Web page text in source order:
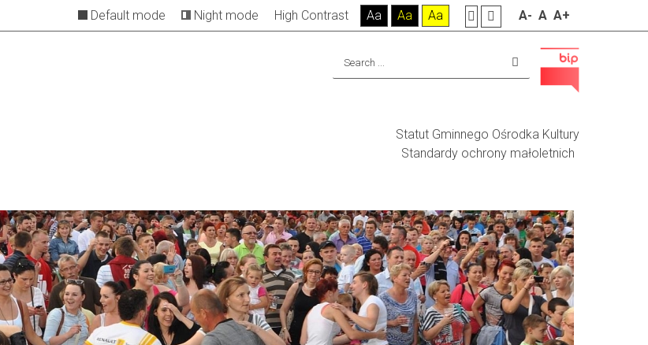
Default mode Night mode High Contrast Aa Aa Aa A- A A+
Statut Gminnego Ośrodka Kultury
Standardy ochrony małoletnich